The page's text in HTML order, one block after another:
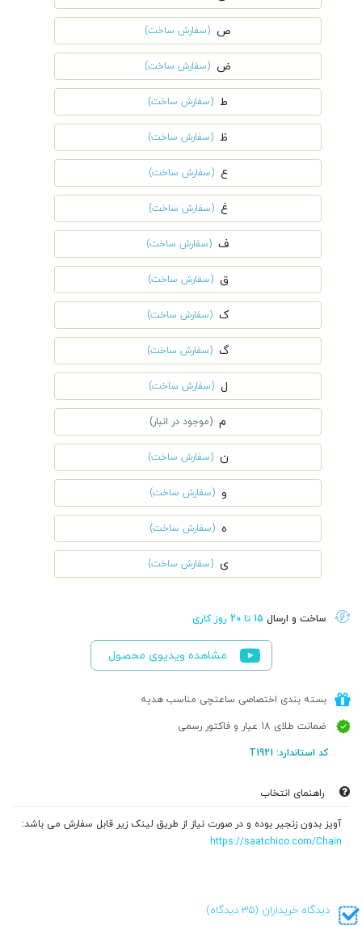
ص (سفارش ساخت)
ض (سفارش ساخت)
ط (سفارش ساخت)
ظ (سفارش ساخت)
ع (سفارش ساخت)
غ (سفارش ساخت)
ف (سفارش ساخت)
ق (سفارش ساخت)
ک (سفارش ساخت)
گ (سفارش ساخت)
ل (سفارش ساخت)
م (موجود در انبار)
ن (سفارش ساخت)
و (سفارش ساخت)
ه (سفارش ساخت)
ی (سفارش ساخت)
ساخت و ارسال 15 تا 20 روز کاری
مشاهده ویدیوی محصول
بسته بندی اختصاصی ساعتچی مناسب هدیه
ضمانت طلای 18 عیار و فاکتور رسمی
کد استاندارد: T1921
راهنمای انتخاب
آویز بدون زنجیر بوده و در صورت نیاز از طریق لینک زیر قابل سفارش می باشد:
https://saatchico.com/Chain
دیدگاه خریداران (35 دیدگاه)